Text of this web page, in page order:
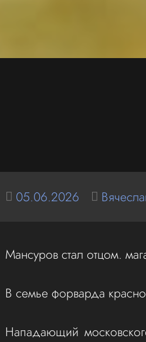
05.06.2026
Мансуров стал отцом.
В семье форварда
Нападающий